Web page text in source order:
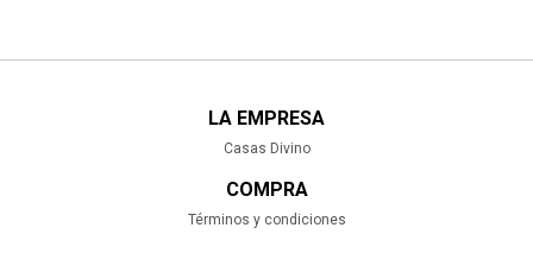
LA EMPRESA
Casas Divino
COMPRA
Términos y condiciones